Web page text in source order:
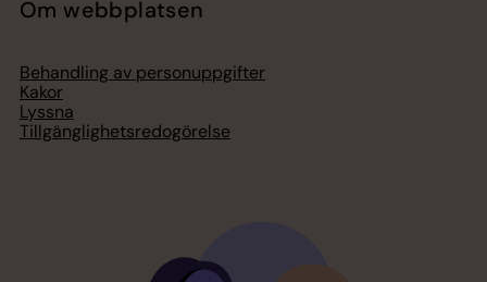
Om webbplatsen
Behandling av personuppgifter
Kakor
Lyssna
Tillgänglighetsredogörelse